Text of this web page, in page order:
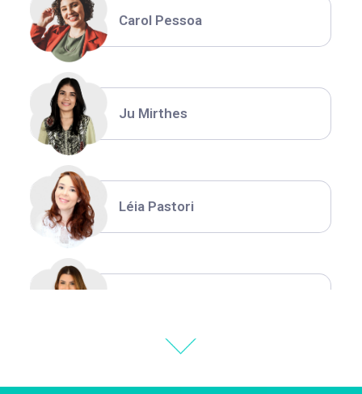
Carol Pessoa
Ju Mirthes
Léia Pastori